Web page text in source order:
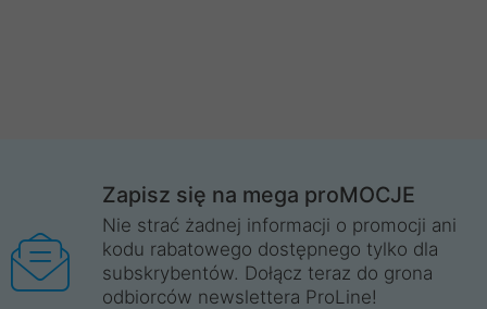
Zapisz się na mega proMOCJE
Nie strać żadnej informacji o promocji ani
kodu rabatowego dostępnego tylko dla
subskrybentów. Dołącz teraz do grona
odbiorców newslettera ProLine!